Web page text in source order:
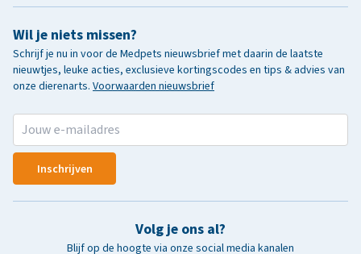
Wil je niets missen?
Schrijf je nu in voor de Medpets nieuwsbrief met daarin de laatste
nieuwtjes, leuke acties, exclusieve kortingscodes en tips & advies van
onze dierenarts. Voorwaarden nieuwsbrief
Inschrijven
Volg je ons al?
Blijf op de hoogte via onze social media kanalen